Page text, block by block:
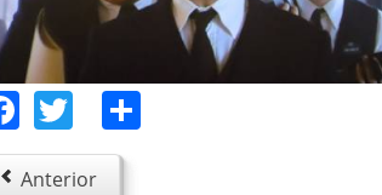
Facebook
Twitter
Anterior